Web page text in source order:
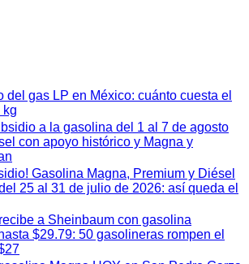
del gas LP en México: cuánto cuesta el
kg
a la gasolina del 1 al 7 de agosto
con apoyo histórico y Magna y
Gasolina Magna, Premium y Diésel
25 al 31 de julio de 2026: así queda el
a Sheinbaum con gasolina
$29.79: 50 gasolineras rompen el